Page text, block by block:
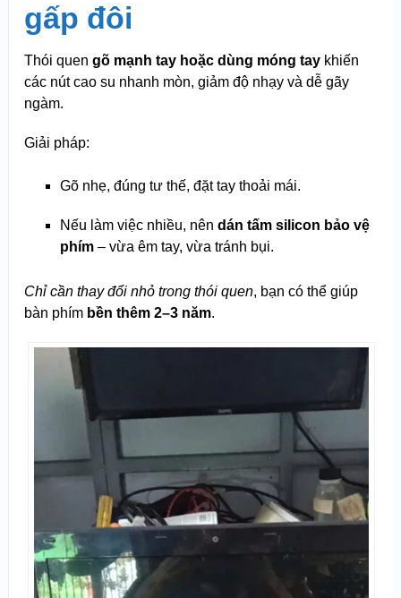
gấp đôi
Thói quen gõ mạnh tay hoặc dùng móng taykhiến
các nút cao su nhanh mòn, giảm độ nhạy và dễ gãy
ngàm.
Giải pháp:
Gõ nhẹ, đúng tư thế, đặt tay thoải mái.
Nếu làm việc nhiều, nên dán tấm silicon bảo vệ
phím– vừa êm tay, vừa tránh bụi.
Chỉ cần thay đổi nhỏ trong thói quen, bạn có thể giúp
bàn phím bền thêm 2–3 năm.